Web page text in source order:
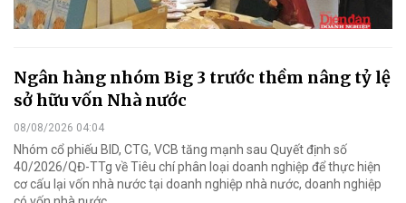
Ngân hàng nhóm Big 3 trước thềm nâng tỷ lệ
sở hữu vốn Nhà nước
08/08/2026 04:04
Nhóm cổ phiếu BID, CTG, VCB tăng mạnh sau Quyết định số
40/2026/QĐ-TTg về Tiêu chí phân loại doanh nghiệp để thực hiện
cơ cấu lại vốn nhà nước tại doanh nghiệp nhà nước, doanh nghiệp